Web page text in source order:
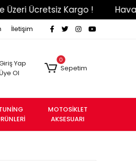
Ücretsiz Kargo ! Havale
İletişim
Yap
Ol
0
Sepetim
MOTOSİKLET
AKSESUARI